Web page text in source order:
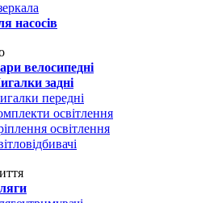
насосів
велосипедні
задні
передні
освітлення
освітлення